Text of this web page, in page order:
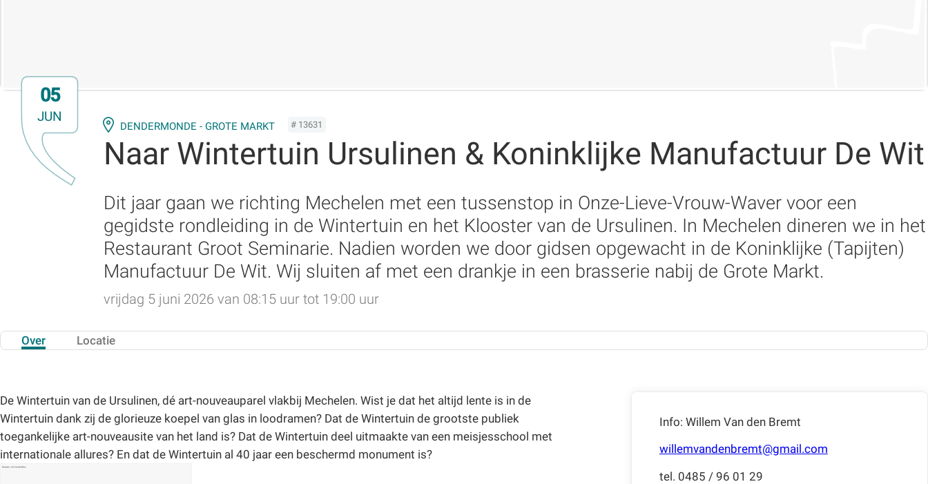
05
JUN
DENDERMONDE - GROTE MARKT # 13631
Naar Wintertuin Ursulinen & Koninklijke Manufactuur De Wit
Dit jaar gaan we richting Mechelen met een tussenstop in Onze-Lieve-Vrouw-Waver voor een
gegidste rondleiding in de Wintertuin en het Klooster van de Ursulinen. In Mechelen dineren we in het
Restaurant Groot Seminarie. Nadien worden we door gidsen opgewacht in de Koninklijke (Tapijten)
Manufactuur De Wit. Wij sluiten af met een drankje in een brasserie nabij de Grote Markt.
vrijdag 5 juni 2026 van 08:15 uur tot 19:00 uur
Over Locatie
De Wintertuin van de Ursulinen, dé art-nouveauparel vlakbij Mechelen. Wist je dat het altijd lente is in de
Wintertuin dank zij de glorieuze koepel van glas in loodramen? Dat de Wintertuin de grootste publiek
toegankelijke art-nouveausite van het land is? Dat de Wintertuin deel uitmaakte van een meisjesschool met
internationale allures? En dat de Wintertuin al 40 jaar een beschermd monument is?
Info: Willem Van den Bremt
willemvandenbremt@gmail.com
tel. 0485 / 96 01 29